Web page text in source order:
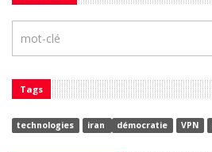
Tags
technologies iran démocratie VPN